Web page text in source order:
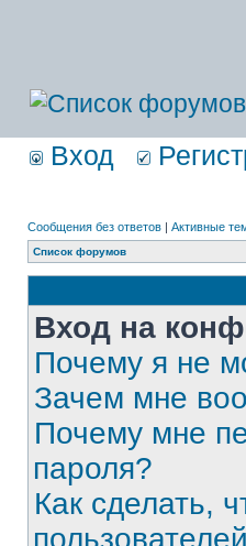
Вход
Сообщения без ответов | Активные
Список форумов
Вход на
Почему я не
Зачем мне
Почему мне
пароля?
Как сделать,